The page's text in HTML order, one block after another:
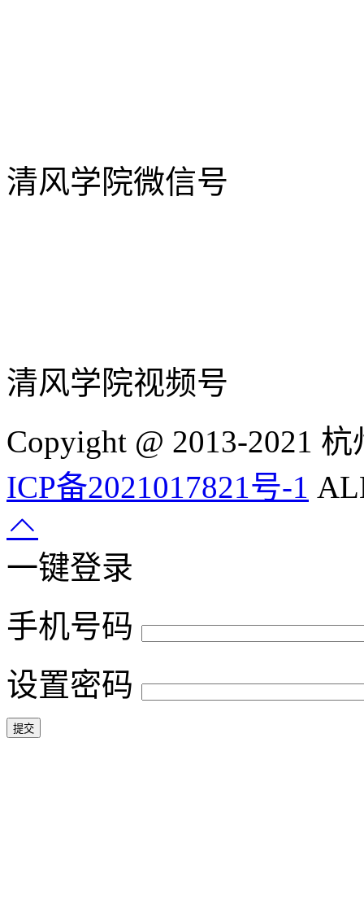
清风学院微信号
清风学院视频号
Copyight @ 2013-2021
ICP备2021017821号-1
一键登录
手机号码
设置密码